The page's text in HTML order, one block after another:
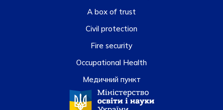
A box of trust
Civil protection
Fire security
Occupational Health
Медичний пункт